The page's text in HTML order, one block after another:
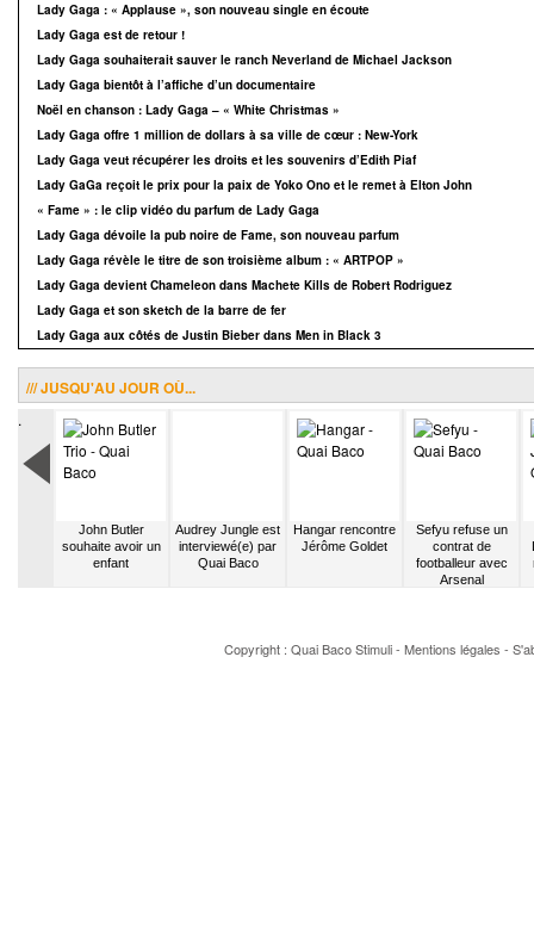
Lady Gaga : « Applause », son nouveau single en écoute
Lady Gaga est de retour !
Lady Gaga souhaiterait sauver le ranch Neverland de Michael Jackson
Lady Gaga bientôt à l’affiche d’un documentaire
Noël en chanson : Lady Gaga – « White Christmas »
Lady Gaga offre 1 million de dollars à sa ville de cœur : New-York
Lady Gaga veut récupérer les droits et les souvenirs d’Edith Piaf
Lady GaGa reçoit le prix pour la paix de Yoko Ono et le remet à Elton John
« Fame » : le clip vidéo du parfum de Lady Gaga
Lady Gaga dévoile la pub noire de Fame, son nouveau parfum
Lady Gaga révèle le titre de son troisième album : « ARTPOP »
Lady Gaga devient Chameleon dans Machete Kills de Robert Rodriguez
Lady Gaga et son sketch de la barre de fer
Lady Gaga aux côtés de Justin Bieber dans Men in Black 3
/// JUSQU'AU JOUR OÙ...
.
John Butler
souhaite avoir un
enfant
Audrey Jungle est
interviewé(e) par
Quai Baco
Hangar rencontre
Jérôme Goldet
Sefyu refuse un
contrat de
footballeur avec
Arsenal
Copyright : Quai BacoStimuli- Mentions légales -